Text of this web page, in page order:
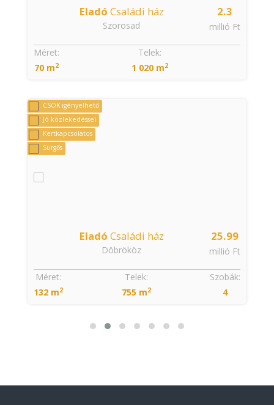
2.3
millió Ft
Eladó Családi ház
Szorosad
Méret:
70 m2
Telek:
1 020 m2
CSOK igényelhető
Jó közlekedéssel
Kertkapcsolatos
Sürgős
25.99
millió Ft
Eladó Családi ház
Döbrököz
Szobák:
4
Méret:
132 m2
Telek:
755 m2